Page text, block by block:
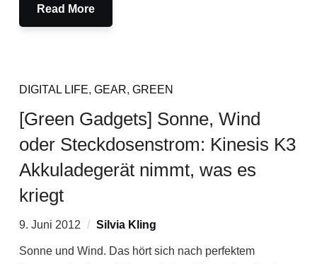
Read More
DIGITAL LIFE, GEAR, GREEN
[Green Gadgets] Sonne, Wind
oder Steckdosenstrom: Kinesis K3
Akkuladegerät nimmt, was es
kriegt
9. Juni 2012 Silvia Kling
Sonne und Wind. Das hört sich nach perfektem